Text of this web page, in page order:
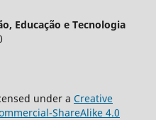
Educação e Tecnologia
under a Creative
ShareAlike 4.0